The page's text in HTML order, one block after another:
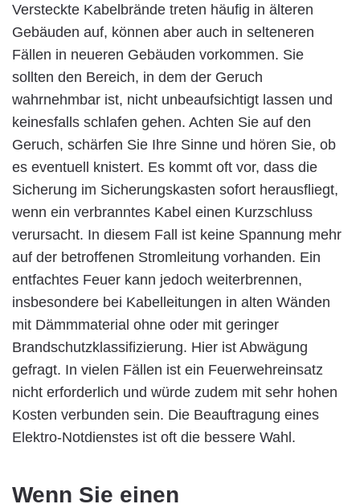
Versteckte Kabelbrände treten häufig in älteren
Gebäuden auf, können aber auch in selteneren
Fällen in neueren Gebäuden vorkommen. Sie
sollten den Bereich, in dem der Geruch
wahrnehmbar ist, nicht unbeaufsichtigt lassen und
keinesfalls schlafen gehen. Achten Sie auf den
Geruch, schärfen Sie Ihre Sinne und hören Sie, ob
es eventuell knistert. Es kommt oft vor, dass die
Sicherung im Sicherungskasten sofort herausfliegt,
wenn ein verbranntes Kabel einen Kurzschluss
verursacht. In diesem Fall ist keine Spannung mehr
auf der betroffenen Stromleitung vorhanden. Ein
entfachtes Feuer kann jedoch weiterbrennen,
insbesondere bei Kabelleitungen in alten Wänden
mit Dämmmaterial ohne oder mit geringer
Brandschutzklassifizierung. Hier ist Abwägung
gefragt. In vielen Fällen ist ein Feuerwehreinsatz
nicht erforderlich und würde zudem mit sehr hohen
Kosten verbunden sein. Die Beauftragung eines
Elektro-Notdienstes ist oft die bessere Wahl.
Wenn Sie einen